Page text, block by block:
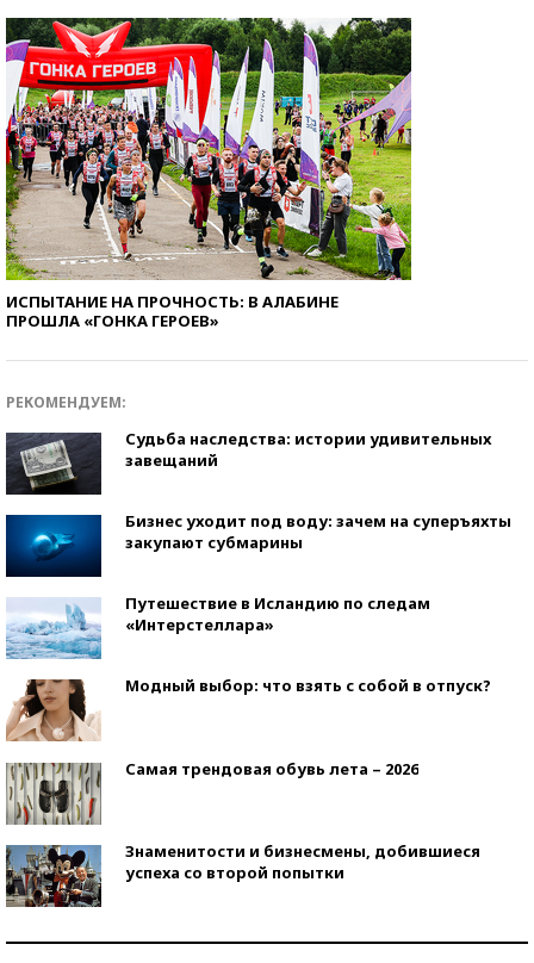
ИСПЫТАНИЕ НА ПРОЧНОСТЬ: В АЛАБИНЕ
ПРОШЛА «ГОНКА ГЕРОЕВ»
РЕКОМЕНДУЕМ:
Судьба наследства: истории удивительных
завещаний
Бизнес уходит под воду: зачем на суперъяхты
закупают субмарины
Путешествие в Исландию по следам
«Интерстеллара»
Модный выбор: что взять с собой в отпуск?
Самая трендовая обувь лета – 2026
Знаменитости и бизнесмены, добившиеся
успеха со второй попытки